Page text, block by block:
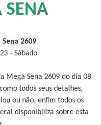
SENA
2609
- Sábado
Mega Sena 2609 do dia 08
todos seus detalhes,
ou não, enfim todos os
disponibiliza sobre esta